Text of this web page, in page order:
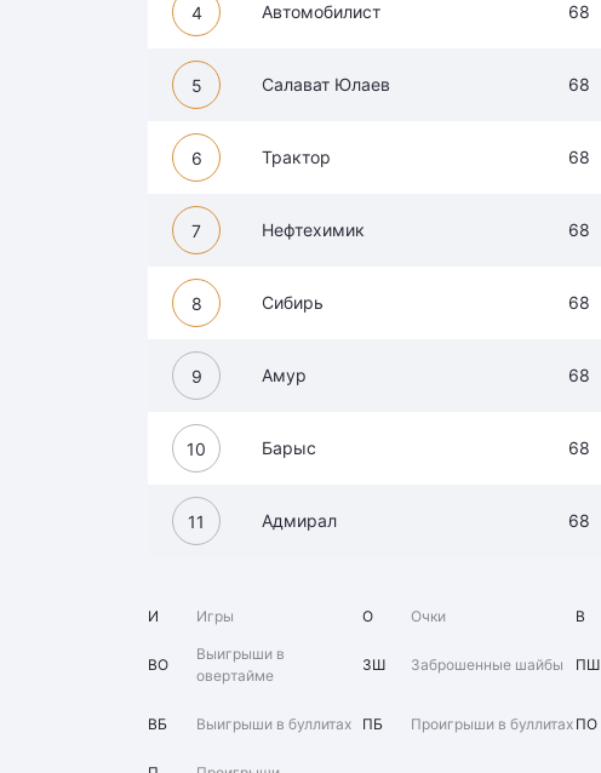
4 Автомобилист 68
5 Салават Юлаев 68
6 Трактор 68
7 Нефтехимик 68
8 Сибирь 68
9 Амур 68
10 Барыс 68
11 Адмирал 68
И Игры О Очки В
ВО
Выигрыши в
овертайме
ЗШ Заброшенные шайбы ПШ
ВБ Выигрыши в буллитах ПБ Проигрыши в буллитах ПО